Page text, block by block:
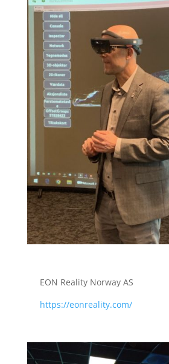
EON Reality Norway AS
https://eonreality.com/